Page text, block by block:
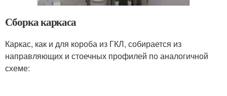
Сборка каркаса
Каркас, как и для короба из ГКЛ, собирается из
направляющих и стоечных профилей по аналогичной
схеме: